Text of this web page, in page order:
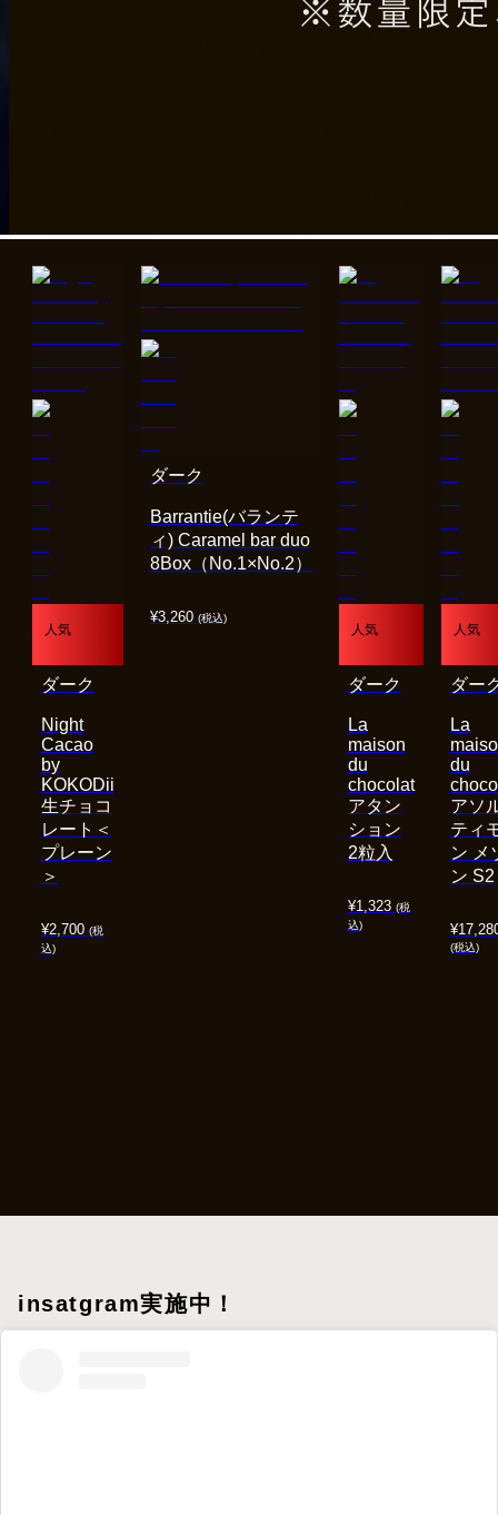
人気
¥2,700 (税
込)
Night
Cacao
by
KOKODii
生チョコ
レート＜
プレーン
＞
ダーク
¥3,260 (税込)
Barrantie(バランテ
ィ) Caramel bar duo
8Box（No.1×No.2）
ダーク
人気
¥1,323 (税
込)
La
maison
du
chocolat
アタン
ション
2粒入
ダーク
人気
¥
(税込)
La
du
アソ
ティ
ン メ
ン S2
ダー
insatgram実施中！